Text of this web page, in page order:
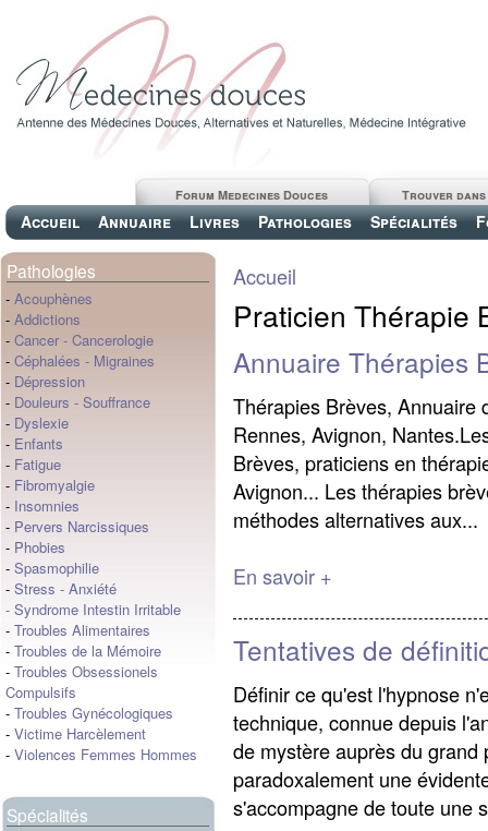
Accueil Annuaire Livres Pathologies Spécialités
Trouver
Forum Medecines Douces
Pathologies
- Acouphènes
- Addictions
- Cancer - Cancerologie
- Céphalées - Migraines
- Dépression
- Douleurs - Souffrance
- Dyslexie
- Enfants
- Fatigue
- Fibromyalgie
- Insomnies
- Pervers Narcissiques
- Phobies
- Spasmophilie
- Stress - Anxiété
- Syndrome Intestin Irritable
- Troubles Alimentaires
- Troubles de la Mémoire
- Troubles Obsessionels
Compulsifs
- Troubles Gynécologiques
- Victime Harcèlement
- Violences Femmes Hommes
Spécialités
Accueil
Praticien Thérapie
Annuaire Thérapies
Thérapies Brèves, Annuaire
Rennes, Avignon,
Brèves, praticiens en
Avignon... Les thérapies
méthodes alternatives aux...
En savoir +
Tentatives de
Définir ce qu'est l'hypnose
technique, connue depuis
de mystère auprès du
paradoxalement une
s'accompagne de toute une